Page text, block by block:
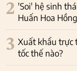
2 'Soi' hệ sinh
Huấn Hoa Hồng
3 Xuất khẩu trực
tốc thế nào?